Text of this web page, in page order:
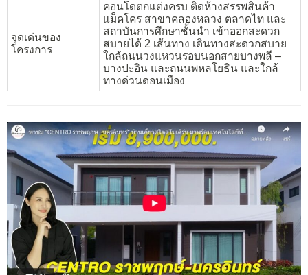
จุดเด่นของ
โครงการ
คอนโดตกแต่งครบ ติดห้างสรรพสินค้า
แม็คโคร สาขาคลองหลวง ตลาดไท และ
สถาบันการศึกษาชั้นนำ เข้าออกสะดวก
สบายได้ 2 เส้นทาง เดินทางสะดวกสบาย
ใกล้ถนนวงแหวนรอบนอกสายบางพลี –
บางปะอิน และถนนพหลโยธิน และใกล้
ทางด่วนดอนเมือง